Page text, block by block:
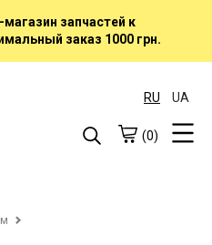
запчастей к
заказ 1000 грн.
RU UA
(0)